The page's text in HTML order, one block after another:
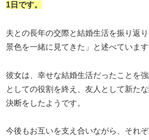
1日です。
夫との長年の交際と結婚生活を振り返
景色を一緒に見てきた」と述べています
彼女は、幸せな結婚生活だったことを
としての役割を終え、友人として新た
決断をしたようです。
今後もお互いを支え合いながら、それ